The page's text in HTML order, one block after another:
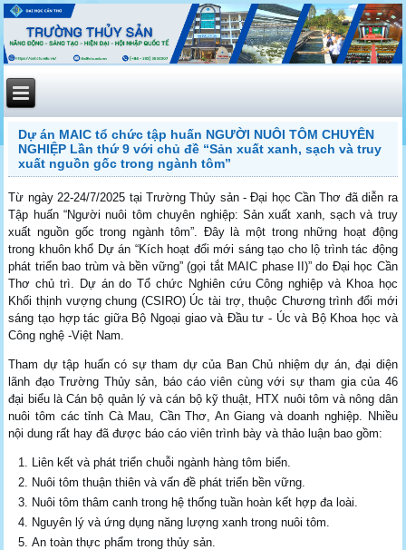
Dự án MAIC tổ chức tập huấn NGƯỜI NUÔI TÔM CHUYÊN
NGHIỆP Lần thứ 9 với chủ đề “Sản xuất xanh, sạch và truy
xuất nguồn gốc trong ngành tôm”
Từ ngày 22-24/7/2025 tại Trường Thủy sản - Đại học Cần Thơ đã diễn ra
Tập huấn “Người nuôi tôm chuyên nghiệp: Sản xuất xanh, sạch và truy
xuất nguồn gốc trong ngành tôm”. Đây là một trong những hoạt động
trong khuôn khổ Dự án “Kích hoạt đổi mới sáng tạo cho lộ trình tác động
phát triển bao trùm và bền vững” (gọi tắt MAIC phase II)” do Đại học Cần
Thơ chủ trì. Dự án do Tổ chức Nghiên cứu Công nghiệp và Khoa học
Khối thịnh vượng chung (CSIRO) Úc tài trợ, thuộc Chương trình đổi mới
sáng tạo hợp tác giữa Bộ Ngoại giao và Đầu tư - Úc và Bộ Khoa học và
Công nghệ -Việt Nam.
Tham dự tập huấn có sự tham dự của Ban Chủ nhiệm dự án, đại diện
lãnh đạo Trường Thủy sản, báo cáo viên cùng với sự tham gia của 46
đại biểu là Cán bộ quản lý và cán bộ kỹ thuật, HTX nuôi tôm và nông dân
nuôi tôm các tỉnh Cà Mau, Cần Thơ, An Giang và doanh nghiệp. Nhiều
nội dung rất hay đã được báo cáo viên trình bày và thảo luận bao gồm:
Liên kết và phát triển chuỗi ngành hàng tôm biển.
Nuôi tôm thuận thiên và vấn đề phát triển bền vững.
Nuôi tôm thâm canh trong hệ thống tuần hoàn kết hợp đa loài.
Nguyên lý và ứng dụng năng lượng xanh trong nuôi tôm.
An toàn thực phẩm trong thủy sản.